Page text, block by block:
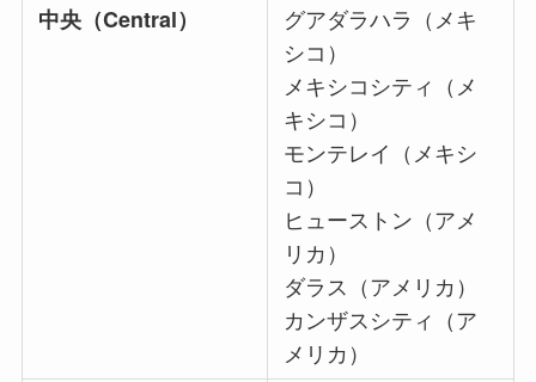
中央（Central）
グアダラハラ（メキ
シコ）
メキシコシティ（メ
キシコ）
モンテレイ（メキシ
コ）
ヒューストン（アメ
リカ）
ダラス（アメリカ）
カンザスシティ（ア
メリカ）